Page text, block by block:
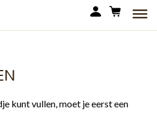
kunt vullen, moet je eerst een